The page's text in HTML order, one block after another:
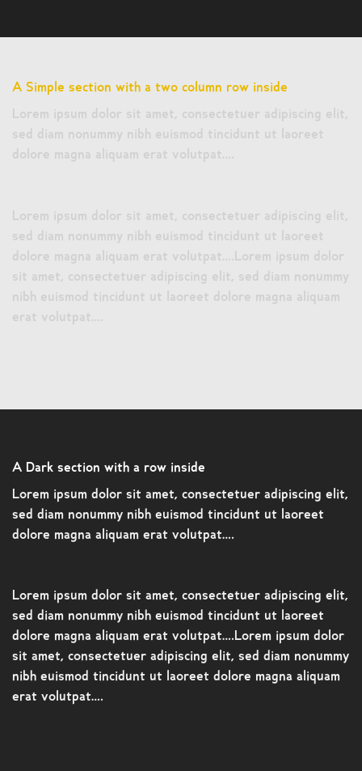
A Simple section with a two column row inside
Lorem ipsum dolor sit amet, consectetuer adipiscing elit,
sed diam nonummy nibh euismod tincidunt ut laoreet
dolore magna aliquam erat volutpat….
Lorem ipsum dolor sit amet, consectetuer adipiscing elit,
sed diam nonummy nibh euismod tincidunt ut laoreet
dolore magna aliquam erat volutpat….Lorem ipsum dolor
sit amet, consectetuer adipiscing elit, sed diam nonummy
nibh euismod tincidunt ut laoreet dolore magna aliquam
erat volutpat….
A Dark section with a row inside
Lorem ipsum dolor sit amet, consectetuer adipiscing elit,
sed diam nonummy nibh euismod tincidunt ut laoreet
dolore magna aliquam erat volutpat….
Lorem ipsum dolor sit amet, consectetuer adipiscing elit,
sed diam nonummy nibh euismod tincidunt ut laoreet
dolore magna aliquam erat volutpat….Lorem ipsum dolor
sit amet, consectetuer adipiscing elit, sed diam nonummy
nibh euismod tincidunt ut laoreet dolore magna aliquam
erat volutpat….